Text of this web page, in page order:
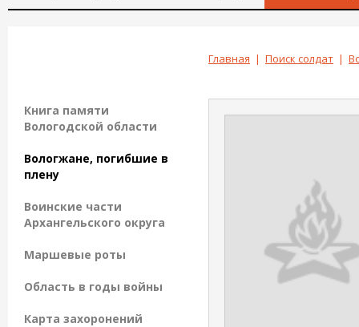
Главная | Поиск солдат |
Книга памяти
Вологодской области
Вологжане, погибшие в
плену
Воинские части
Архангельского округа
Маршевые роты
Область в годы войны
Карта захоронений